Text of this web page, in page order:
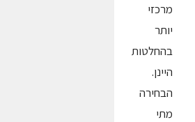
מרכזי
יותר
בהחלטות
היינן.
הבחירה
מתי